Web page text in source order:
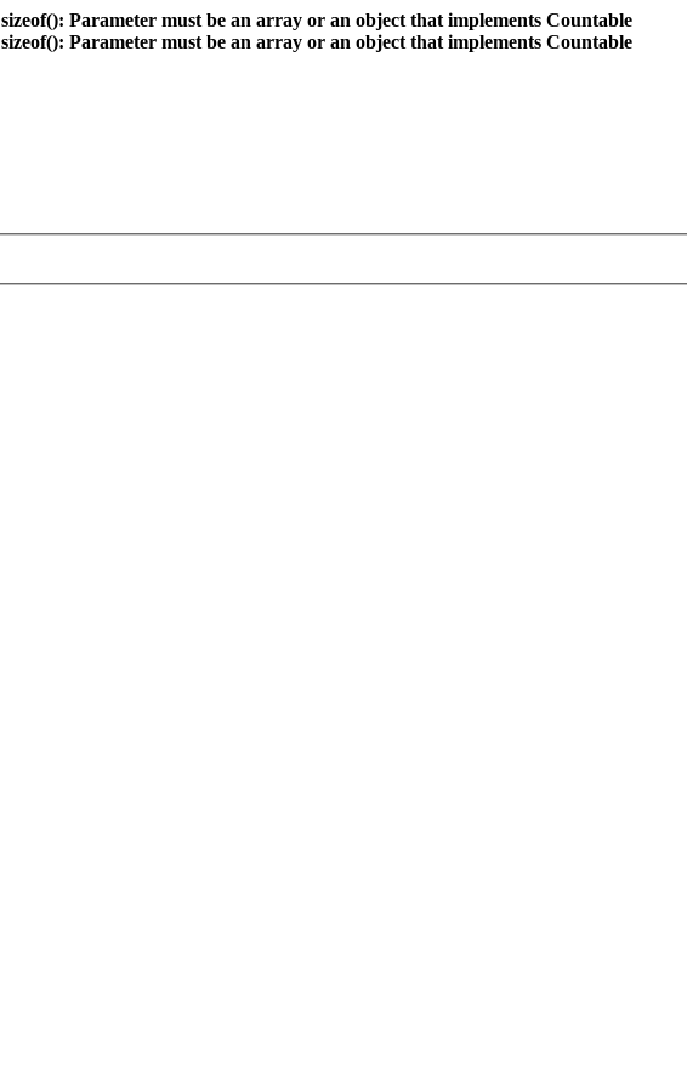
sizeof(): Parameter must be an array or an object that implements Countable
sizeof(): Parameter must be an array or an object that implements Countable